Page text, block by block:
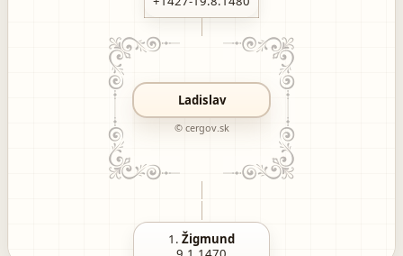
Ladislav
© cergov.sk
1. Žigmund